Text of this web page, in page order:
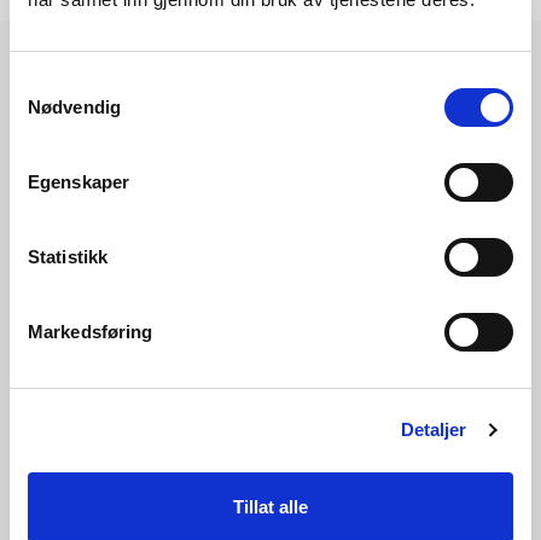
Nødvendig
Egenskaper
Statistikk
Markedsføring
Detaljer
Tillat alle
29.06.2026 | Nyheter - Reguleringsmyndigheten for